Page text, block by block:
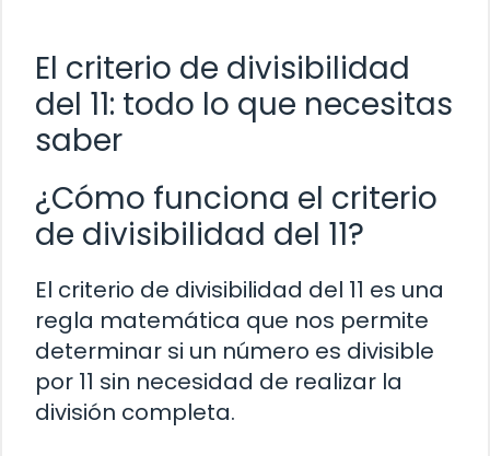
El criterio de divisibilidad
del 11: todo lo que necesitas
saber
¿Cómo funciona el criterio
de divisibilidad del 11?
El criterio de divisibilidad del 11 es una
regla matemática que nos permite
determinar si un número es divisible
por 11 sin necesidad de realizar la
división completa.